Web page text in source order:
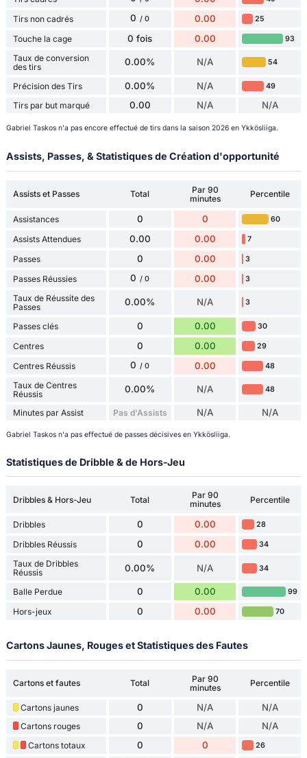
Tirs non cadrés 0 / 0 0.00 25
Touche la cage 0 fois 0.00 93
Taux de conversion
des tirs
0.00% N/A 54
Précision des Tirs 0.00% N/A 49
Tirs par but marqué 0.00 N/A N/A
Gabriel Taskos n'a pas encore effectué de tirs dans la saison 2026 en Ykkösliiga.
Assists, Passes, & Statistiques de Création d'opportunité
Assists et Passes Total
Par 90
minutes
Percentile
Assistances 0 0 60
Assists Attendues 0.00 0.00 7
Passes 0 0.00 3
Passes Réussies 0 / 0 0.00 3
Taux de Réussite des
Passes
0.00% N/A 3
Passes clés 0 0.00 30
Centres 0 0.00 29
Centres Réussis 0 / 0 0.00 48
Taux de Centres
Réussis
0.00% N/A 48
Minutes par Assist Pas d'Assists N/A N/A
Gabriel Taskos n'a pas effectué de passes décisives en Ykkösliiga.
Statistiques de Dribble & de Hors-Jeu
Dribbles & Hors-Jeu Total
Par 90
minutes
Percentile
Dribbles 0 0.00 28
Dribbles Réussis 0 0.00 34
Taux de Dribbles
Réussis
0.00% N/A 34
Balle Perdue 0 0.00 99
Hors-jeux 0 0.00 70
Cartons Jaunes, Rouges et Statistiques des Fautes
Cartons et fautes Total
Par 90
minutes
Percentile
Cartons jaunes 0 N/A N/A
Cartons rouges 0 N/A N/A
Cartons totaux 0 0 26